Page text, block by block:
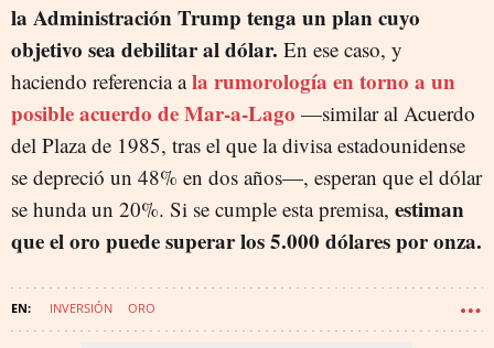
la Administración Trump tenga un plan cuyo
objetivo sea debilitar al dólar. En ese caso, y
haciendo referencia ala rumorología en torno a un
posible acuerdo de Mar-a-Lago —similar al Acuerdo
del Plaza de 1985, tras el que la divisa estadounidense
se depreció un 48% en dos años—, esperan que el dólar
se hunda un 20%. Si se cumple esta premisa, estiman
que el oro puede superar los 5.000 dólares por onza.
INVERSIÓN ORO